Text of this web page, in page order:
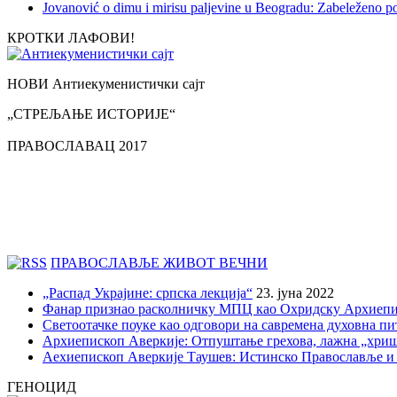
Jovanović o dimu i mirisu paljevine u Beogradu: Zabeleženo
КРОТКИ ЛАФОВИ!
НОВИ Антиекуменистички сајт
„СТРЕЉАЊЕ ИСТОРИЈЕ“
ПРАВОСЛАВАЦ 2017
ПРАВОСЛАВЉЕ ЖИВОТ ВЕЧНИ
„Распад Украјине: српска лекција“ 23. јуна 2022
Фанар признао расколничку МПЦ као Охридску
Светоотачке поуке као одговори на савремена духовна
Архиепископ Аверкије: Отпуштање грехова, лажна
Аехиепископ Аверкије Таушев: Истинско Православље
ГЕНОЦИД